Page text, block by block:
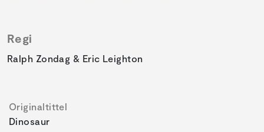
Regi
Ralph Zondag & Eric Leighton
Originaltittel
Dinosaur